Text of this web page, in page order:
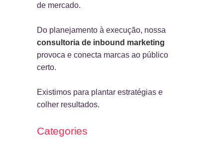
de mercado.
Do planejamento à execução, nossa
consultoria de inbound marketing
provoca e conecta marcas ao público
certo.
Existimos para plantar estratégias e
colher resultados.
Categories